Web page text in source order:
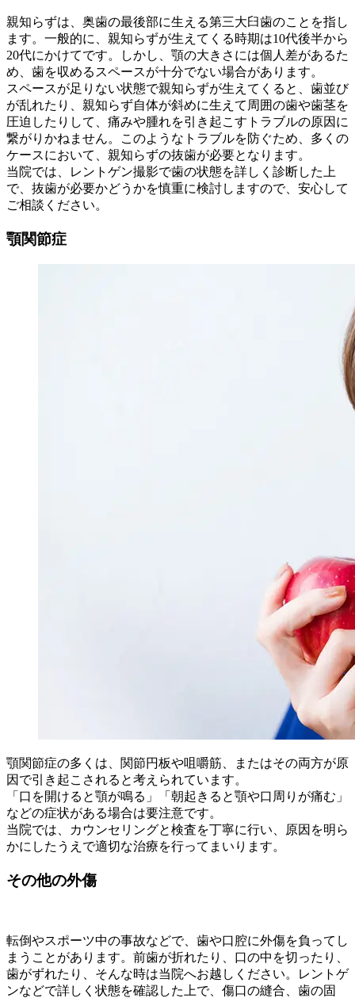
親知らずは、奥歯の最後部に生える第三大臼歯のことを指し
ます。一般的に、親知らずが生えてくる時期は10代後半から
20代にかけてです。しかし、顎の大きさには個人差があるた
め、歯を収めるスペースが十分でない場合があります。
スペースが足りない状態で親知らずが生えてくると、歯並び
が乱れたり、親知らず自体が斜めに生えて周囲の歯や歯茎を
圧迫したりして、痛みや腫れを引き起こすトラブルの原因に
繋がりかねません。このようなトラブルを防ぐため、多くの
ケースにおいて、親知らずの抜歯が必要となります。
当院では、レントゲン撮影で歯の状態を詳しく診断した上
で、抜歯が必要かどうかを慎重に検討しますので、安心して
ご相談ください。
顎関節症
顎関節症の多くは、関節円板や咀嚼筋、またはその両方が原
因で引き起こされると考えられています。
「口を開けると顎が鳴る」「朝起きると顎や口周りが痛む」
などの症状がある場合は要注意です。
当院では、カウンセリングと検査を丁寧に行い、原因を明ら
かにしたうえで適切な治療を行ってまいります。
その他の外傷
転倒やスポーツ中の事故などで、歯や口腔に外傷を負ってし
まうことがあります。前歯が折れたり、口の中を切ったり、
歯がずれたり、そんな時は当院へお越しください。レントゲ
ンなどで詳しく状態を確認した上で、傷口の縫合、歯の固